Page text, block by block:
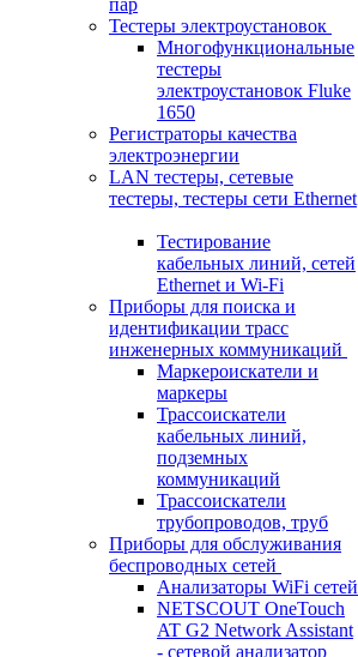
пар
Тестеры электроустановок
Многофункциональные
тестеры
электроустановок Fluke
1650
Регистраторы качества
электроэнергии
LAN тестеры, сетевые
тестеры, тестеры сети Ethernet
Тестирование
кабельных линий, сетей
Ethernet и Wi-Fi
Приборы для поиска и
идентификации трасс
инженерных коммуникаций
Маркероискатели и
маркеры
Трассоискатели
кабельных линий,
подземных
коммуникаций
Трассоискатели
трубопроводов, труб
Приборы для обслуживания
беспроводных сетей
Анализаторы WiFi сетей
NETSCOUT OneTouch
AT G2 Network Assistant
- сетевой анализатор